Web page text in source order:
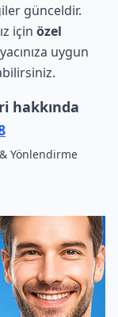
günceldir.
için özel
uygun
hakkında
Yönlendirme